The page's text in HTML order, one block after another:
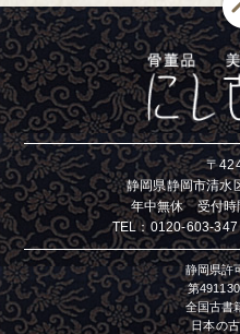
〒
静岡県静岡市清水
年中無休 受付
TEL： 0120-603-347
静岡県許
第
全国古書
日本の